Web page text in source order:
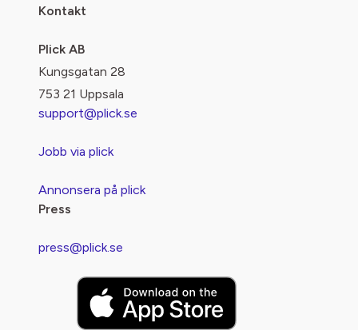
Kontakt
Plick AB
Kungsgatan 28
753 21 Uppsala
support@plick.se
Jobb via plick
Annonsera på plick
Press
press@plick.se